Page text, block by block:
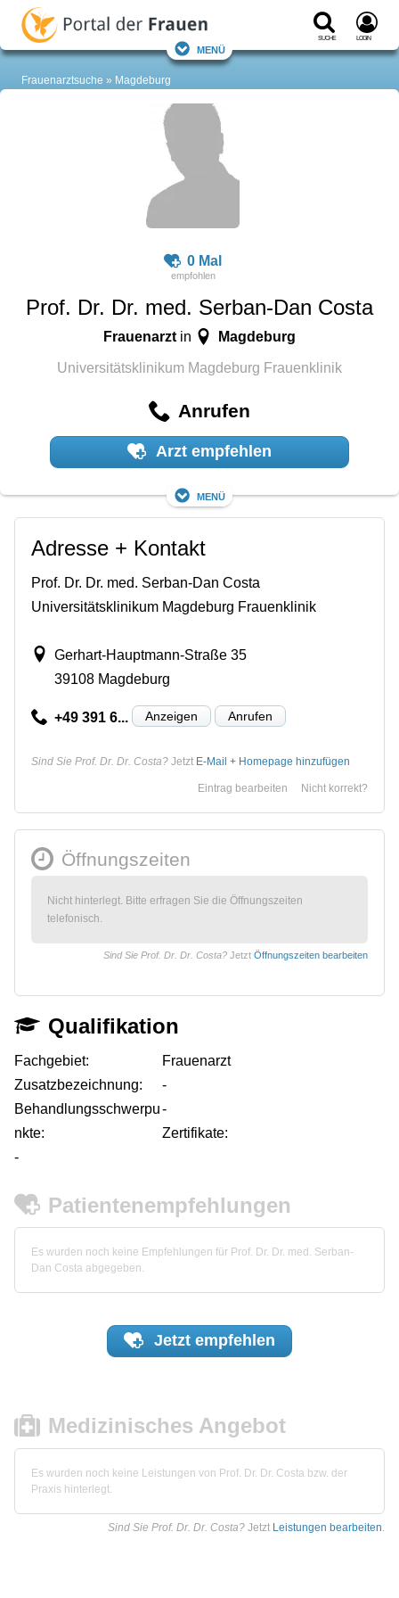
Suche Login
Menü
Frauenarztsuche Magdeburg
0 Mal
Prof. Dr. Dr. med. Serban-Dan Costa
Frauenarzt in Magdeburg
Universitätsklinikum Magdeburg Frauenklinik
Anrufen
Arzt empfehlen
Menü
Adresse + Kontakt
Prof. Dr. Dr. med. Serban-Dan Costa
Universitätsklinikum Magdeburg Frauenklinik
Gerhart-Hauptmann-Straße 35
39108 Magdeburg
+49 391 6... Anzeigen Anrufen
Sind Sie Prof. Dr. Dr. Costa? Jetzt E-Mail + Homepage hinzufügen
Nicht korrekt?
Eintrag bearbeiten
Öffnungszeiten
Nicht hinterlegt. Bitte erfragen Sie die Öffnungszeiten
telefonisch.
Sind Sie Prof. Dr. Dr. Costa? Jetzt Öffnungszeiten bearbeiten
Qualifikation
Fachgebiet:
Frauenarzt
Zusatzbezeichnung:
-
Behandlungsschwerpu
nkte:
-
Zertifikate:
-
Patientenempfehlungen
Es wurden noch keine Empfehlungen für Prof. Dr. Dr. med. Serban-
Dan Costa abgegeben.
Jetzt empfehlen
Medizinisches Angebot
Es wurden noch keine Leistungen von Prof. Dr. Dr. Costa bzw. der
Praxis hinterlegt.
Sind Sie Prof. Dr. Dr. Costa? Jetzt Leistungen bearbeiten.